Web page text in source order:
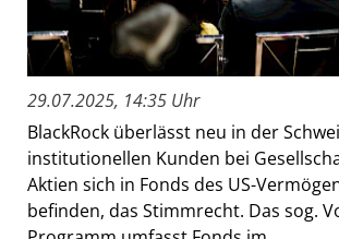
29.07.2025, 14:35 Uhr
BlackRock überlässt neu in der
institutionellen Kunden bei
Aktien sich in Fonds des US-
befinden, das Stimmrecht. Das sog.